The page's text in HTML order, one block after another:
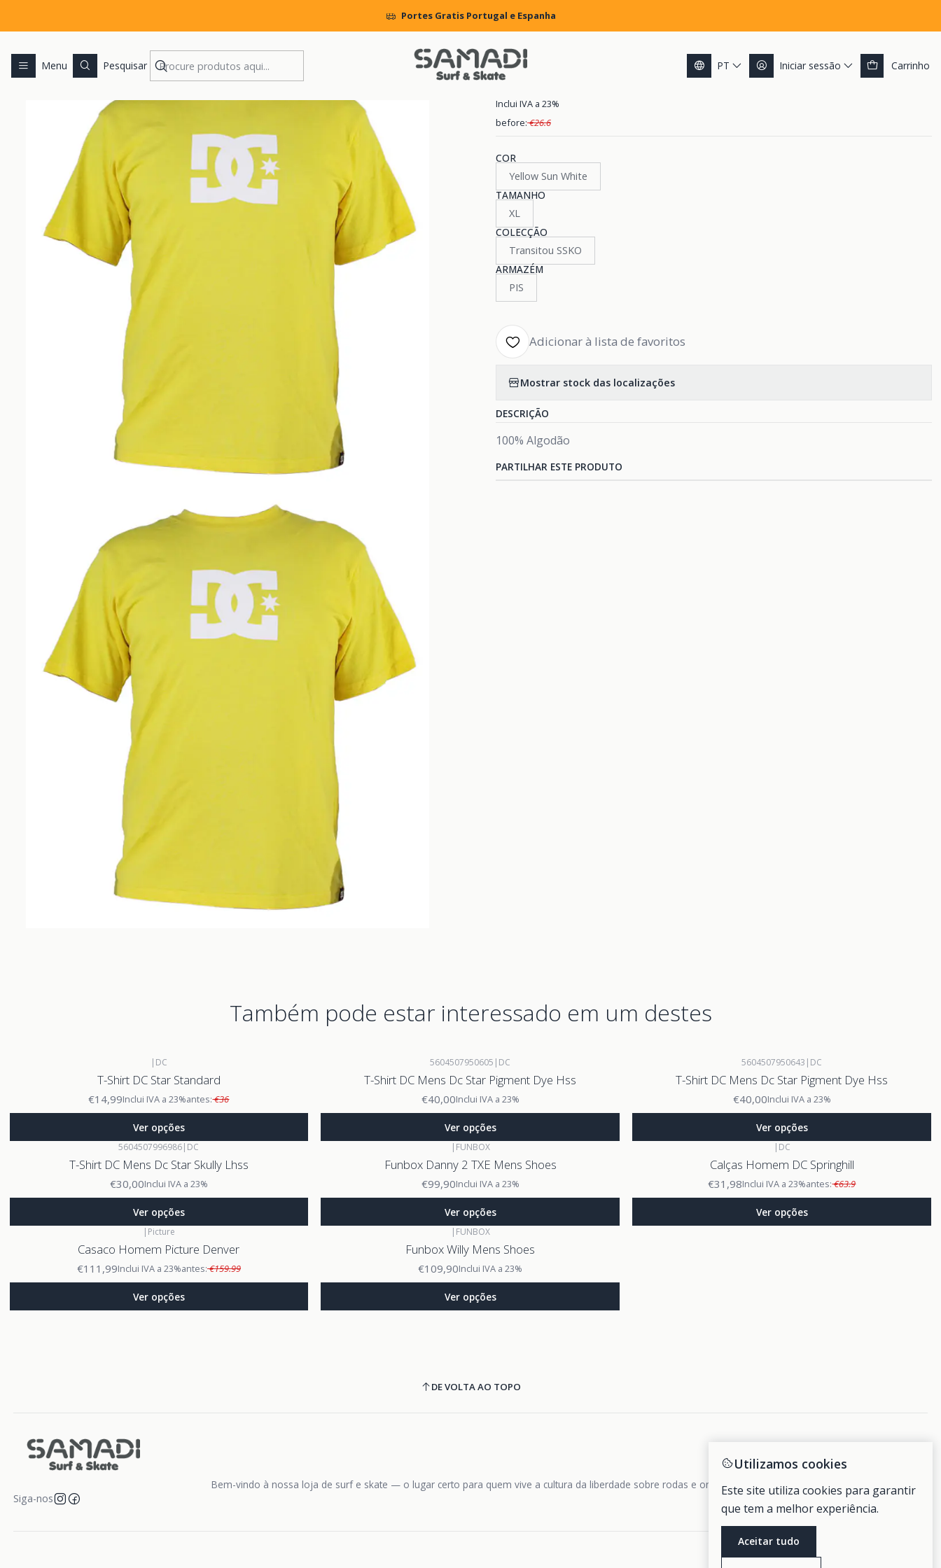
Menu Pesquisar PT Iniciar sessão Carrinho
Portes Gratis Portugal e Espanha
MENS CLOTHING T.Shirts T-Shirt DC Star
|
T-Shirt DC Star
Inclui IVA a 23%
before:€26.6
COR
Yellow Sun White
TAMANHO
XL
COLECÇÃO
Transitou SSKO
ARMAZÉM
PIS
Adicionar à lista de favoritos
Mostrar stock das localizações
DESCRIÇÃO
100% Algodão
PARTILHAR ESTE PRODUTO
Também pode estar interessado em um destes
| DC
T-Shirt DC Star Standard
€14,99Inclui IVA a 23%antes:€36
Ver opções
5604507950605 | DC
T-Shirt DC Mens Dc Star Pigment Dye Hss
€40,00Inclui IVA a 23%
Ver opções
5604507950643 | DC
T-Shirt DC Mens Dc Star Pigment Dye Hss
€40,00Inclui IVA a 23%
Ver opções
5604507996986| DC
T-Shirt DC Mens Dc Star Skully Lhss
€30,00Inclui IVA a 23%
Ver opções
| FUNBOX
Funbox Danny 2 TXE Mens Shoes
€99,90Inclui IVA a 23%
Ver opções
| DC
Calças Homem DC Springhill
€31,98Inclui IVA a 23%antes:€63.9
Ver opções
| Picture
Casaco Homem Picture Denver
€111,99Inclui IVA a 23%antes:€159.99
Ver opções
| FUNBOX
Funbox Willy Mens Shoes
€109,90Inclui IVA a 23%
Ver opções
DE VOLTA AO TOPO
Bem-vindo à nossa loja de surf e skate — o lugar certo para quem vive a cultura da liberdade sobre rodas e ondas.
Siga-nos
Utilizamos cookies
Este site utiliza cookies para garantir
que tem a melhor experiência.
Aceitar tudo